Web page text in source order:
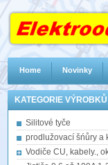
KATEGORIE VÝROBKŮ
Silitové tyče
prodlužovací šńůry a
Vodiče CU, kabely.,
Home Novinky